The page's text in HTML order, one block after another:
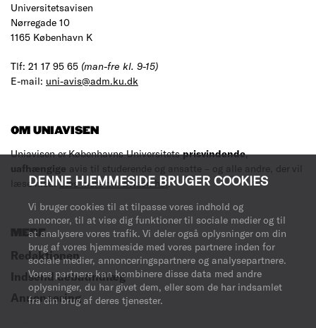
DENNE HJEMMESIDE BRUGER COOKIES
Vi bruger cookies til at tilpasse vores indhold og
annoncer, til at vise dig funktioner til sociale medier og til
at analysere vores trafik. Vi deler også oplysninger om din
brug af vores hjemmeside med vores partnere inden for
sociale medier, annonceringspartnere og analysepartnere.
Vores partnere kan kombinere disse data med andre
oplysninger, du har givet dem, eller som de har indsamlet
fra din brug af deres tjenester.
Universitetsavisen
Nørregade 10
1165 København K
Tlf: 21 17 95 65 (man-fre kl. 9-15)
E-mail: uni-avis@adm.ku.dk
OM UNIAVISEN
Uniavisen er Københavns Universitetsprisvindende,
uafhængige avis til studerende og ansatte – og alle andre, der vil
læse med.Læs mere om avisen her.
MERE
Redaktionen
Indsend debatindlæg
Annoncering